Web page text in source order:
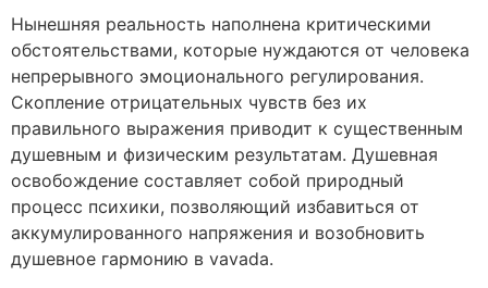
Нынешняя реальность наполнена критическими
обстоятельствами, которые нуждаются от человека
непрерывного эмоционального регулирования.
Скопление отрицательных чувств без их
правильного выражения приводит к существенным
душевным и физическим результатам. Душевная
освобождение составляет собой природный
процесс психики, позволяющий избавиться от
аккумулированного напряжения и возобновить
душевное гармонию в vavada.